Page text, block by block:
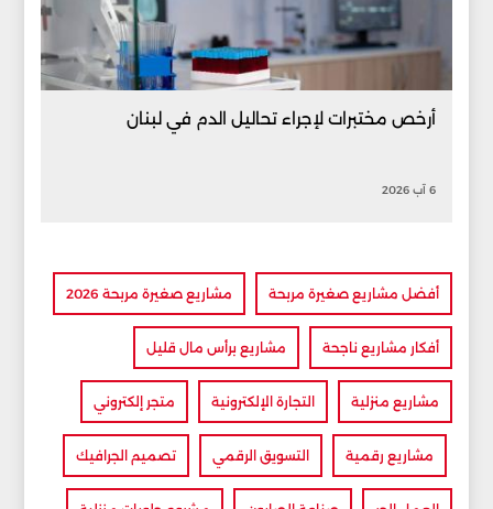
أرخص مختبرات لإجراء تحاليل الدم في لبنان
6 آب 2026
أفضل مشاريع صغيرة مربحة مشاريع صغيرة مربحة 2026
أفكار مشاريع ناجحة مشاريع برأس مال قليل
مشاريع منزلية التجارة الإلكترونية متجر إلكتروني
مشاريع رقمية التسويق الرقمي تصميم الجرافيك